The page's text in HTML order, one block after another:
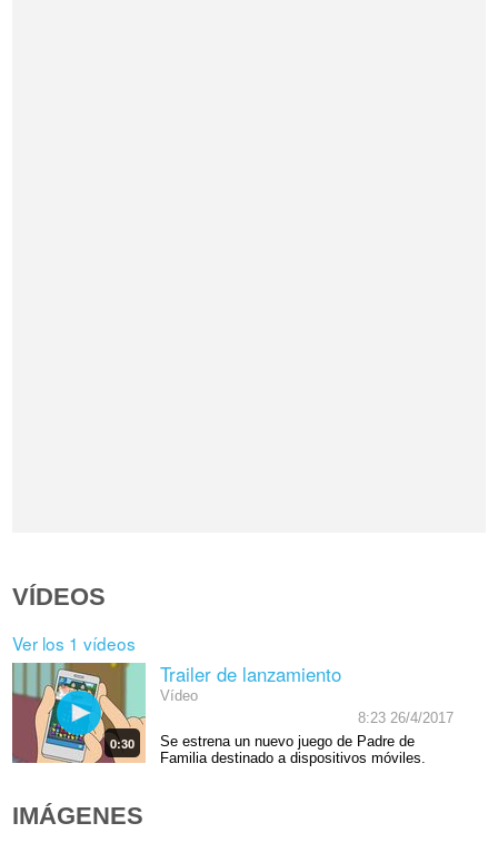
VÍDEOS
Ver los 1 vídeos
0:30
Trailer de lanzamiento
Vídeo
8:23 26/4/2017
Se estrena un nuevo juego de Padre de
Familia destinado a dispositivos móviles.
IMÁGENES